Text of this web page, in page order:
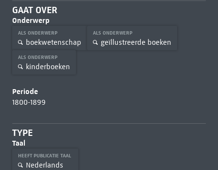
GAAT OVER
Onderwerp
ALS ONDERWERP
boekwetenschap
ALS ONDERWERP
geïllustreerde boeken
ALS ONDERWERP
kinderboeken
Periode
1800-1899
TYPE
Taal
HEEFT PUBLICATIE TAAL
Nederlands